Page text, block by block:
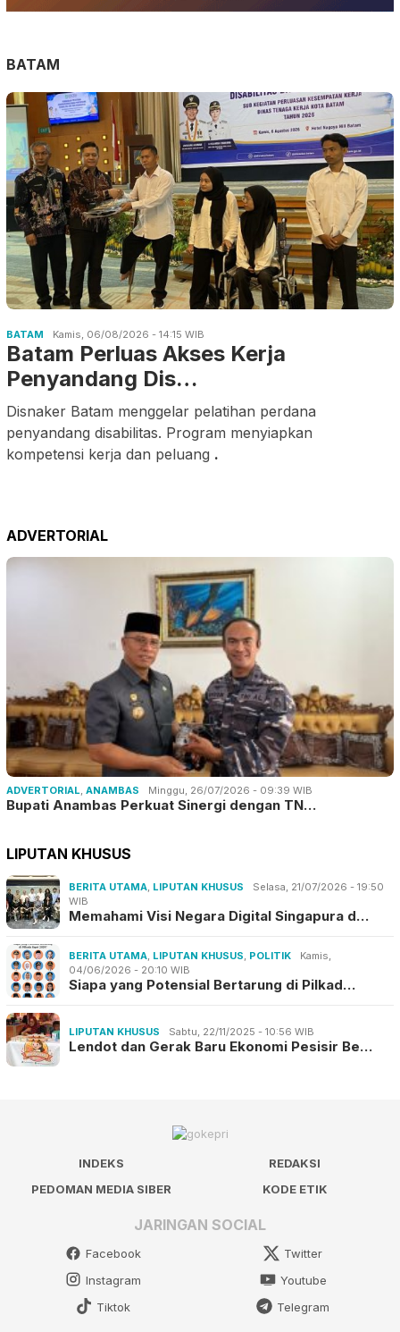
BATAM
BATAM Kamis, 06/08/2026 - 14:15 WIB
Batam Perluas Akses Kerja
Penyandang Dis…
Disnaker Batam menggelar pelatihan perdana
penyandang disabilitas. Program menyiapkan
kompetensi kerja dan peluang .
ADVERTORIAL
ADVERTORIAL, ANAMBAS Minggu, 26/07/2026 - 09:39 WIB
Bupati Anambas Perkuat Sinergi dengan TN…
LIPUTAN KHUSUS
BERITA UTAMA, LIPUTAN KHUSUS
Selasa, 21/07/2026 - 19:50
WIB
Memahami Visi Negara Digital Singapura d…
BERITA UTAMA, LIPUTAN KHUSUS, POLITIK
Kamis,
04/06/2026 - 20:10 WIB
Siapa yang Potensial Bertarung di Pilkad…
LIPUTAN KHUSUS Sabtu, 22/11/2025 - 10:56 WIB
Lendot dan Gerak Baru Ekonomi Pesisir Be…
INDEKS
REDAKSI
PEDOMAN MEDIA SIBER
KODE ETIK
JARINGAN SOCIAL
Facebook
Twitter
Instagram
Youtube
Tiktok
Telegram